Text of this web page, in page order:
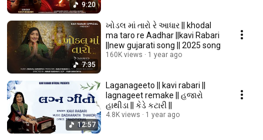
9:20
7:35
ખોડલ માં તારો રે આધાર || khodal
ma taro re Aadhar ||kavi Rabari
||new gujarati song || 2025 song
160K views 1 year ago
12:57
Laganageeto || kavi rabari ||
lagnageet remake || હજારો
હાથીડા || કેડે કટારી ||
4.8K views 1 year ago